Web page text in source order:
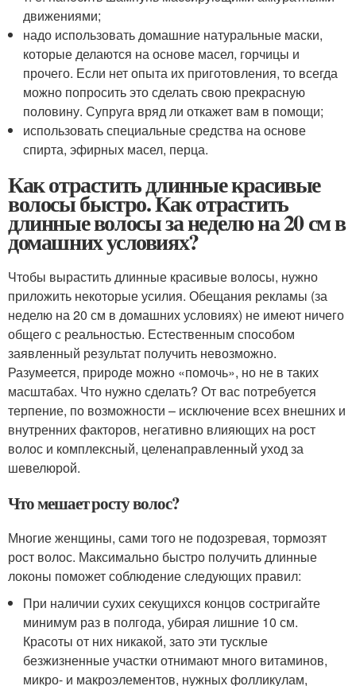
движениями;
надо использовать домашние натуральные маски,
которые делаются на основе масел, горчицы и
прочего. Если нет опыта их приготовления, то всегда
можно попросить это сделать свою прекрасную
половину. Супруга вряд ли откажет вам в помощи;
использовать специальные средства на основе
спирта, эфирных масел, перца.
Как отрастить длинные красивые
волосы быстро. Как отрастить
длинные волосы за неделю на 20 см в
домашних условиях?
Чтобы вырастить длинные красивые волосы, нужно
приложить некоторые усилия. Обещания рекламы (за
неделю на 20 см в домашних условиях) не имеют ничего
общего с реальностью. Естественным способом
заявленный результат получить невозможно.
Разумеется, природе можно «помочь», но не в таких
масштабах. Что нужно сделать? От вас потребуется
терпение, по возможности – исключение всех внешних и
внутренних факторов, негативно влияющих на рост
волос и комплексный, целенаправленный уход за
шевелюрой.
Что мешает росту волос?
Многие женщины, сами того не подозревая, тормозят
рост волос. Максимально быстро получить длинные
локоны поможет соблюдение следующих правил:
При наличии сухих секущихся концов состригайте
минимум раз в полгода, убирая лишние 10 см.
Красоты от них никакой, зато эти тусклые
безжизненные участки отнимают много витаминов,
микро- и макроэлементов, нужных фолликулам,